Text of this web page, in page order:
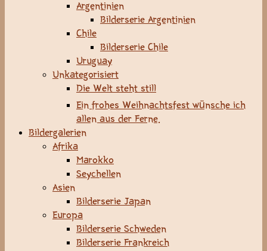
Argentinien
Bilderserie Argentinien
Chile
Bilderserie Chile
Uruguay
Unkategorisiert
Die Welt steht still
Ein frohes Weihnachtsfest wünsche ich
allen aus der Ferne.
Bildergalerien
Afrika
Marokko
Seychellen
Asien
Bilderserie Japan
Europa
Bilderserie Schweden
Bilderserie Frankreich